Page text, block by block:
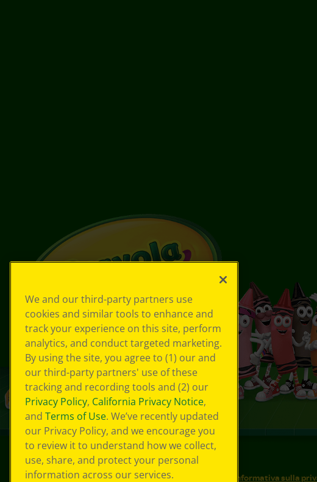
© 2026 Crayola® Tutti i diritti riservati.
Le tue scelte in materia di privacy
Informativa sulla
We and our third-party partners use
cookies and similar tools to enhance and
track your experience on this site, perform
analytics, and conduct targeted marketing.
By using the site, you agree to (1) our and
our third-party partners' use of these
tracking and recording tools and (2) our
Privacy Policy, California Privacy Notice,
and Terms of Use. We’ve recently updated
our Privacy Policy, and we encourage you
to review it to understand how we collect,
use, share, and protect your personal
information across our services.